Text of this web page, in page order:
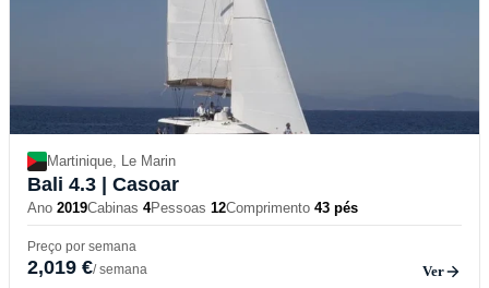
Martinique, Le Marin
Bali 4.3 | Casoar
Ano 2019Cabinas 4Pessoas 12Comprimento 43 pés
Preço por semana
2,019 €/ semana Ver